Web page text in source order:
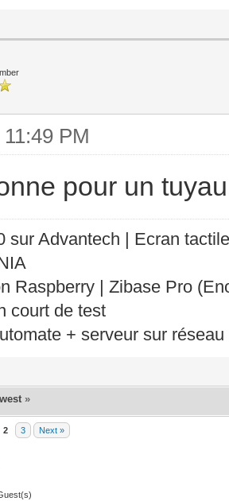
PM
pour un
sur Advantech | Ecran
Raspberry | Zibase Pro
court de test
+ serveur sur
»
2 3 Next »